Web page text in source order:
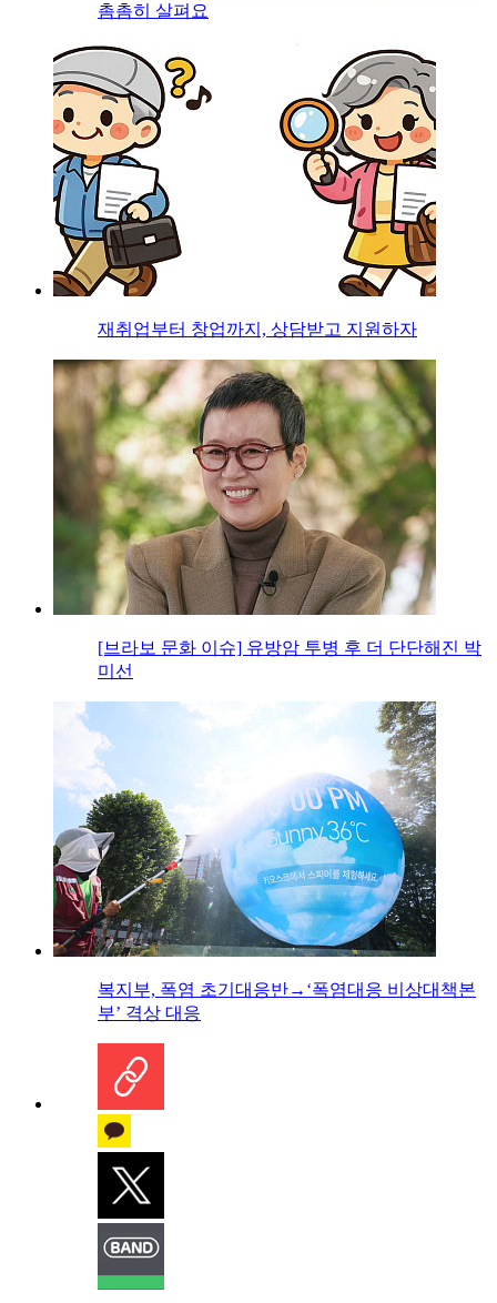
촘촘히 살펴요
재취업부터 창업까지, 상담받고 지원하자
[브라보 문화 이슈] 유방암 투병 후 더 단단해진 박
미선
복지부, 폭염 초기대응반→‘폭염대응 비상대책본
부’ 격상 대응